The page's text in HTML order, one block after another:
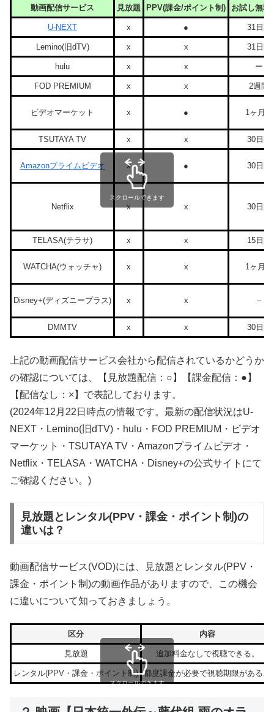
動画配信サービス 見放題 PPV(課金/ポイント制) お試し無料
U-NEXT x ● 31日間
Lemino(旧dTV) x x 31日間
hulu x x ー
FOD PREMIUM x x 2週間
ビデオマーケット x ● 1ヶ月間
TSUTAYA TV x x 30日間
Amazonプライムビデオ x ● 30日間
Netflix x x 30日間
TELASA(テラサ) x x 15日間
WATCHA(ウォッチャ) x x 1ヶ月間
Disney+(ディズニープラス) x x –
DMMTV x x 30日間
スクロールできます
上記の動画配信サービス会社から配信されているかどうか
の確認については、【見放題配信：○】【課金配信：●】
【配信なし：×】で表記しております。
(2024年12月22日時点の情報です。最新の配信状況はU-
NEXT・Lemino(旧dTV)・hulu・FOD PREMIUM・ビデオ
マーケット・TSUTAYA TV・Amazonプライムビデオ・
Netflix・TELASA・WATCHA・Disney+の公式サイトにて
ご確認ください。)
見放題とレンタル(PPV・課金・ポイント制)の
違いは？
動画配信サービス(VOD)には、見放題とレンタル(PPV・
課金・ポイント制)の動画作品がありますので、この機会
に違いについて知っておきましょう。
区分 内容
見放題 追加料金なしで視聴できる。
レンタル(PPV・課金・ポイント制) 都度課金が必要で視聴期限がある。
スクロールできます